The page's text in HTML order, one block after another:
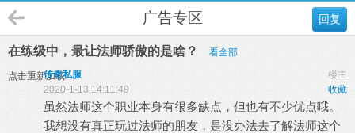
回复
广告专区
在练级中，最让法师骄傲的是啥？ 看全部
点击重新加载 楼主
传奇私服
收藏
2020-1-13 14:11:49
虽然法师这个职业本身有很多缺点，但也有不少优点哦。
我想没有真正玩过法师的朋友，是没办法去了解法师这个